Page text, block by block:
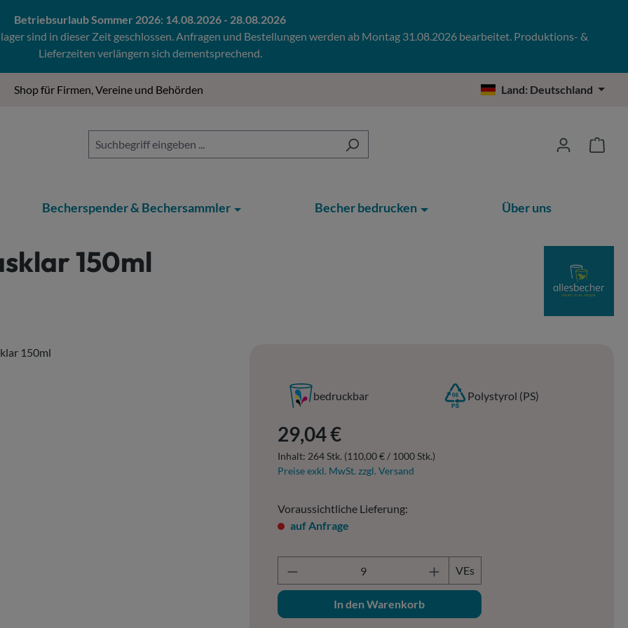
Betriebsurlaub Sommer 2026: 14.08.2026 - 28.08.2026
sind in dieser Zeit geschlossen. Anfragen und Bestellungen werden ab Montag 31.08.2026 bearbeitet. Produktions- &
Lieferzeiten verlängern sich dementsprechend.
Shop für Firmen, Vereine und Behörden Land: Deutschland
Becherspender & Bechersammler Becher bedrucken Über uns
150ml
bedruckbar Polystyrol (PS)
Regulärer Preis:
29,04 €
Inhalt: 264 Stk. (110,00 € / 1000 Stk.)
Preise exkl. MwSt. zzgl. Versand
Voraussichtliche Lieferung:
auf Anfrage
Produkt Anzahl: Gib den gewünschten Wert
VEs
In den Warenkorb